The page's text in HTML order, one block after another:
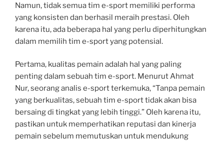
Namun, tidak semua tim e-sport memiliki performa
yang konsisten dan berhasil meraih prestasi. Oleh
karena itu, ada beberapa hal yang perlu diperhitungkan
dalam memilih tim e-sport yang potensial.
Pertama, kualitas pemain adalah hal yang paling
penting dalam sebuah tim e-sport. Menurut Ahmat
Nur, seorang analis e-sport terkemuka, “Tanpa pemain
yang berkualitas, sebuah tim e-sport tidak akan bisa
bersaing di tingkat yang lebih tinggi.” Oleh karena itu,
pastikan untuk memperhatikan reputasi dan kinerja
pemain sebelum memutuskan untuk mendukung